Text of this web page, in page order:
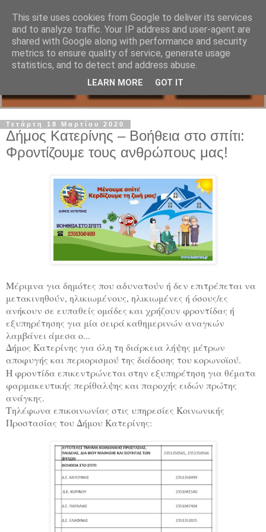
Τετάρτη 18 Μαρτίου 2020
Δήμος Κατερίνης – Βοήθεια στο σπίτι:
Φροντίζουμε τους ανθρώπους μας!
Μέριμνα για δημότες που αδυνατούν ή δεν επιτρέπεται να
μετακινηθούν, ηλικιωμένους, ηλικιωμένες ή όσους/ες
ανήκουν σε ευπαθείς ομάδες και χρήζουν φροντίδας ή
εξυπηρέτησης για μία σειρά καθημερινών αναγκών
λαμβάνει άμεσα ο...
Δήμος Κατερίνης για όλη τη διάρκεια λήψης μέτρων
αποφυγής και περιορισμού της διάδοσης του κορωνοϊού.
Η φροντίδα επικεντρώνεται στην εξυπηρέτηση για θέματα
φαρμακευτικής περίθαλψης και παροχής ειδών πρώτης
ανάγκης.
Τηλέφωνα επικοινωνίας στις υπηρεσίες Κοινωνικής
Προστασίας του Δήμου Κατερίνης:
This site uses cookies from Google to deliver its services
and to analyze traffic. Your IP address and user-agent are
shared with Google along with performance and security
metrics to ensure quality of service, generate usage
statistics, and to detect and address abuse.
LEARN MORE GOT IT